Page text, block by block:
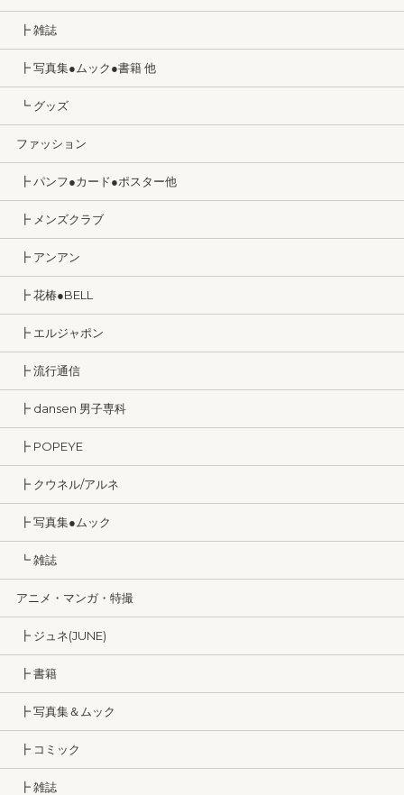
┣ 雑誌
┣ 写真集●ムック●書籍 他
┗ グッズ
ファッション
┣ パンフ●カード●ポスター他
┣ メンズクラブ
┣ アンアン
┣ 花椿●BELL
┣ エルジャポン
┣ 流行通信
┣ dansen 男子専科
┣ POPEYE
┣ クウネル/アルネ
┣ 写真集●ムック
┗ 雑誌
アニメ・マンガ・特撮
┣ ジュネ(JUNE)
┣ 書籍
┣ 写真集＆ムック
┣ コミック
┣ 雑誌